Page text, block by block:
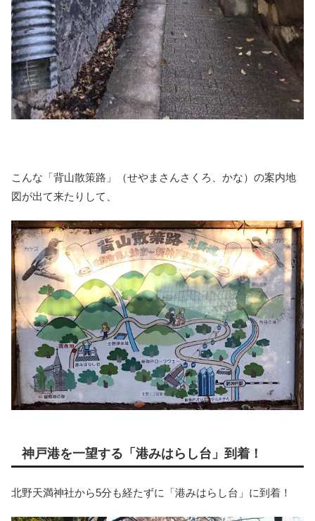
こんな「背山散策路」（せやまさんさくろ、かな）の案内地
図が出て来たりして、
神戸港を一望する「港みはらし台」到着！
北野天満神社から5分も経たずに「港みはらし台」に到着！